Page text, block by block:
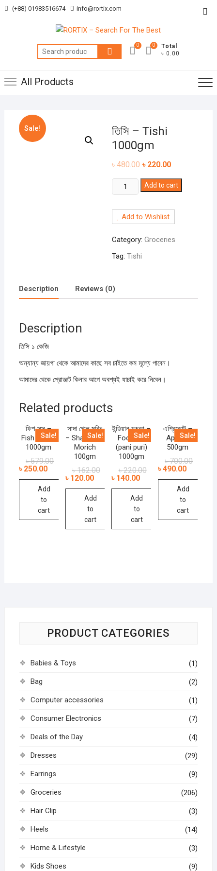
Skip (+88) 01983516674 info@rortix.com
Search
for:
0
Total
৳ 0.00
0
All Products
Sale!
তিসি – Tishi
1000gm
৳480.00 ৳ 220.00
-
1000gm
Add to cart
Add to Wishlist
Category:Groceries
Tag:Tishi
Description Reviews (0)
Description
তিসি ১ কেজি
অন্যান্য জায়গা থেকে আমাদের কাছে সব চাইতে কম মূল্যে পাবেন।
আমাদের থেকে প্রোডাক্ট কিনার আগে অবশ্যই যাচাই করে নিবেন।
Related products
Sale!
ফিশ সস –
Fish Sauce
1000gm
৳579.00
৳ 250.00
Add
to
cart
Sale!
সাদা গোল মরিচ
– Shada Gol
Morich
100gm
৳162.00
৳ 120.00
Add
to
cart
Sale!
ইন্ডিয়ান ফুচকা –
Foochka
(pani puri)
1000gm
৳220.00
৳ 140.00
Add
to
cart
Sale!
এপ্রিকোট –
Apricot
500gm
৳700.00
৳490.00
Add
to
cart
PRODUCT CATEGORIES
Babies & Toys (1)
Bag (2)
Computer accessories (1)
Consumer Electronics (7)
Deals of the Day (4)
Dresses (29)
Earrings (9)
Groceries (206)
Hair Clip (3)
Heels (14)
Home & Lifestyle (3)
Kids Shoes (9)